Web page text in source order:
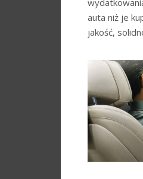
auta niż je
jakość,